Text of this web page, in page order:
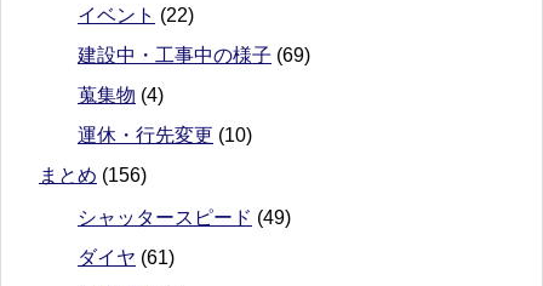
イベント (22)
建設中・工事中の様子 (69)
蒐集物 (4)
運休・行先変更 (10)
まとめ (156)
シャッタースピード (49)
ダイヤ (61)